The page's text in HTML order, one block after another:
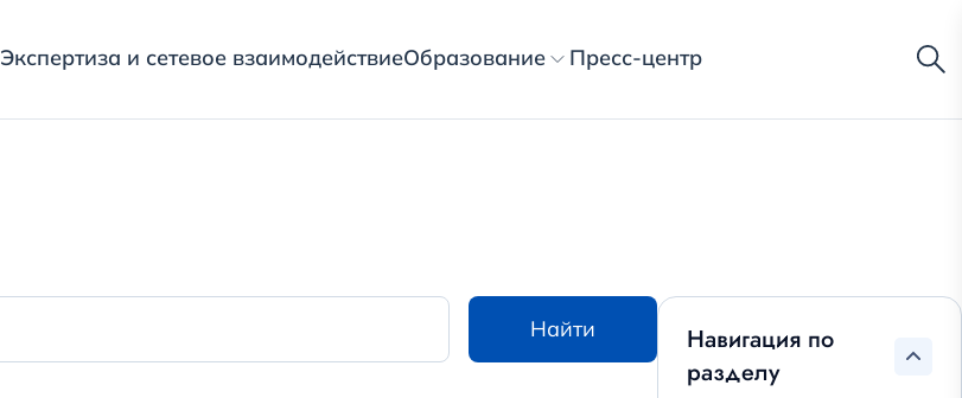
Экспертиза и сетевое взаимодействиеОбразование Пресс-центр
Найти
Навигация по
разделу